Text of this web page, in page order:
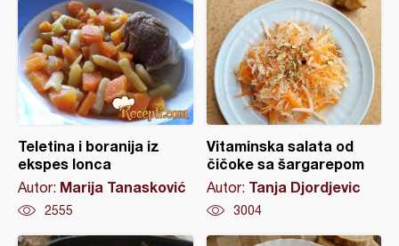
Teletina i boranija iz
ekspes lonca
Autor: Marija Tanasković
2555
Vitaminska salata od
čičoke sa šargarepom
Autor: Tanja Djordjevic
3004